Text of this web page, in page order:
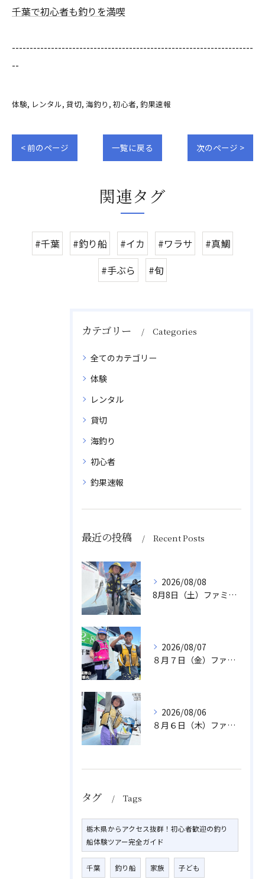
千葉で初心者も釣りを満喫
--------------------------------------------------------------------
--
体験 レンタル 貸切 海釣り 初心者 釣果速報
< 前のページ 一覧に戻る 次のページ >
関連タグ
#千葉 #釣り船 #イカ #ワラサ
#真鯛
#手ぶら
#旬
カテゴリー Categories
全てのカテゴリー
体験
レンタル
貸切
海釣り
初心者
釣果速報
最近の投稿 Recent Posts
2026/08/08
8月8日（土）ファミリーアジ
2026/08/07
８月７日（金）ファミリフィッシング
2026/08/06
８月６日（木）ファミリフィッシング
タグ Tags
栃木県からアクセス抜群！初心者歓迎の釣り
船体験ツアー完全ガイド
千葉 釣り船 家族 子ども